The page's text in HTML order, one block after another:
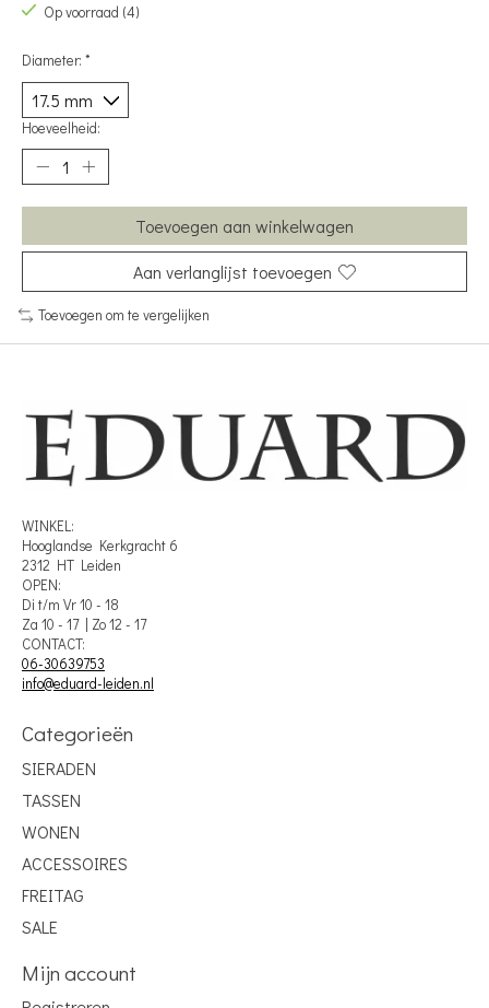
Op voorraad (4)
Diameter: *
Hoeveelheid:
Toevoegen aan winkelwagen
Aan verlanglijst toevoegen
Toevoegen om te vergelijken
WINKEL:
Hooglandse Kerkgracht 6
2312 HT Leiden
OPEN:
Di t/m Vr 10 - 18
Za 10 - 17 | Zo 12 - 17
CONTACT:
06-30639753
info@eduard-leiden.nl
Categorieën
SIERADEN
TASSEN
WONEN
ACCESSOIRES
FREITAG
SALE
Mijn account